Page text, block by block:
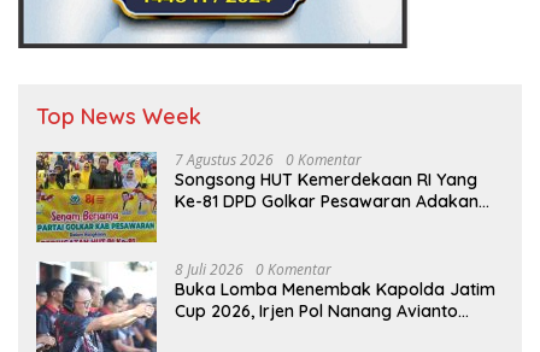
Top News Week
7 Agustus 2026 0 Komentar
Songsong HUT Kemerdekaan RI Yang
Ke-81 DPD Golkar Pesawaran Adakan
8 Juli 2026 0 Komentar
Buka Lomba Menembak Kapolda Jatim
Cup 2026, Irjen Pol Nanang Avianto